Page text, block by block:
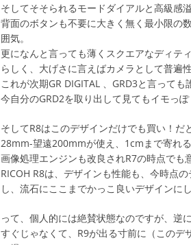
そしてそそられるモードダイアルと高級感
背面のボタンも不要に大きく無く最小限の
囲気。
更になんと言っても薄くスクエアなディテ
らしく、大げさに言えばカメラとして普遍
これが次期GR DIGITAL 、GRD3と言っても
今自分のGRD2を取り出して見てもイモっ
そしてR8はこのデザインだけでも買い！
28mm-望遠200mmが使え、1cmまで寄れ
画像処理エンジンも改良されR7の時点でも
RICOH R8は、デザインも性能も、今時点
し、流石にここまでかっこ良いデザインに
って、個人的には絶賛状態なのですが、逆
すぐじゃなくて、R9が出る寸前に（この